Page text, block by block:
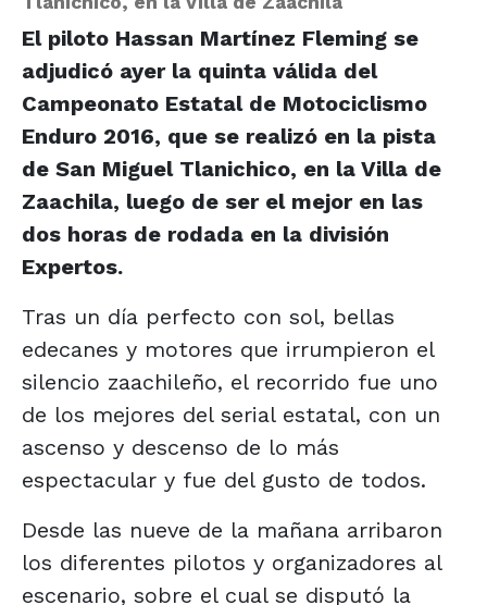
El piloto Hassan Martínez Fleming se
adjudicó ayer la quinta válida del
Campeonato Estatal de Motociclismo
Enduro 2016, que se realizó en la pista
de San Miguel Tlanichico, en la Villa de
Zaachila, luego de ser el mejor en las
dos horas de rodada en la división
Expertos.
Tras un día perfecto con sol, bellas
edecanes y motores que irrumpieron el
silencio zaachileño, el recorrido fue uno
de los mejores del serial estatal, con un
ascenso y descenso de lo más
espectacular y fue del gusto de todos.
Desde las nueve de la mañana arribaron
los diferentes pilotos y organizadores al
escenario, sobre el cual se disputó la